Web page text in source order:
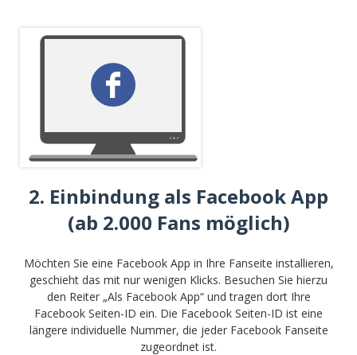
2. Einbindung als Facebook App
(ab 2.000 Fans möglich)
Möchten Sie eine Facebook App in Ihre Fanseite installieren,
geschieht das mit nur wenigen Klicks. Besuchen Sie hierzu
den Reiter „Als Facebook App“ und tragen dort Ihre
Facebook Seiten-ID ein. Die Facebook Seiten-ID ist eine
längere individuelle Nummer, die jeder Facebook Fanseite
zugeordnet ist.